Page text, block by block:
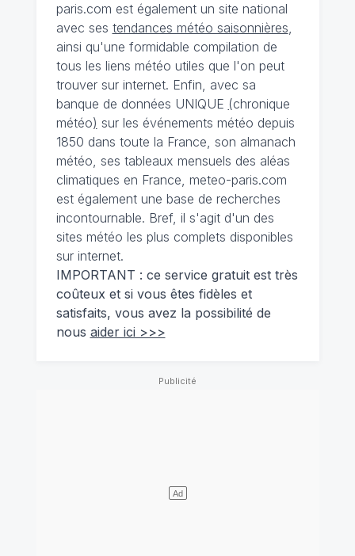
paris.com est également un site national
avec ses tendances météo saisonnières,
ainsi qu'une formidable compilation de
tous les liens météo utiles que l'on peut
trouver sur internet. Enfin, avec sa
banque de données UNIQUE (chronique
météo) sur les événements météo depuis
1850 dans toute la France, son almanach
météo, ses tableaux mensuels des aléas
climatiques en France, meteo-paris.com
est également une base de recherches
incontournable. Bref, il s'agit d'un des
sites météo les plus complets disponibles
sur internet.
IMPORTANT : ce service gratuit est très
coûteux et si vous êtes fidèles et
satisfaits, vous avez la possibilité de
nous aider ici >>>